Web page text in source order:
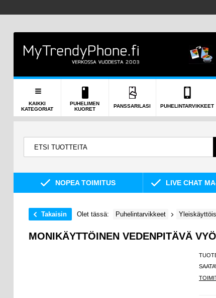
KAIKKI
KATEGORIAT
PUHELIMEN
KUORET
PANSSARILASI PUHELINTARVIKKEET
NOPEA TOIMITUS LIVE CHAT
Takaisin Olet tässä: Puhelintarvikkeet
MONIKÄYTTÖINEN VEDENPITÄVÄ